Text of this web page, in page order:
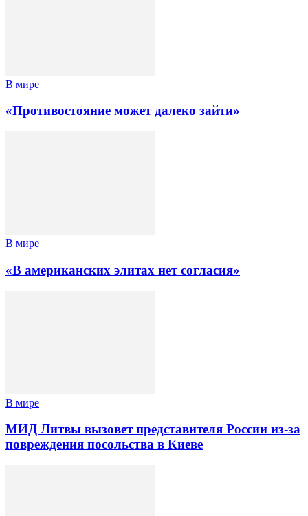
В мире
«Противостояние может далеко зайти»
В мире
«В американских элитах нет согласия»
В мире
МИД Литвы вызовет представителя России из-за
повреждения посольства в Киеве